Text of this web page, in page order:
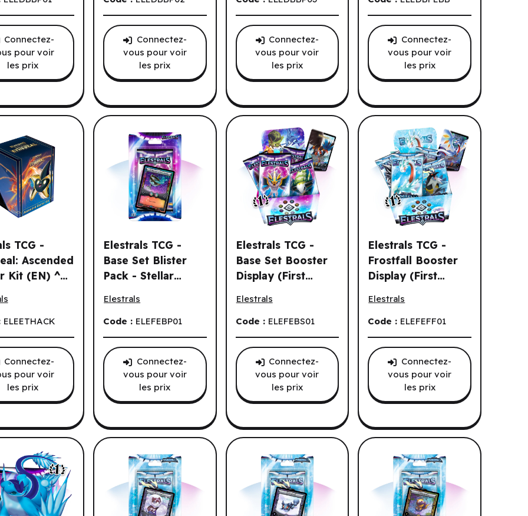
à collectionner.
Connectez-
pour voir
les prix
Connectez-
vous pour voir
les prix
Connectez-
vous pour voir
les prix
Connectez-
vous pour voir
les prix
TCG -
Ascended
Kit (EN) ^
ELEETHACK
Connectez-
pour voir
les prix
Elestrals TCG -
Base Set Blister
Pack - Stellar
(First Edition)
(3pk) (EN)
Elestrals
Code : ELEFEBP01
Connectez-
vous pour voir
les prix
Elestrals TCG -
Base Set Booster
Display (First
(EN)
Elestrals
Code : ELEFEBS01
Connectez-
vous pour voir
les prix
Elestrals TCG -
Frostfall Booster
Display (First
(EN)
Elestrals
Code : ELEFEFF01
Connectez-
vous pour voir
les prix